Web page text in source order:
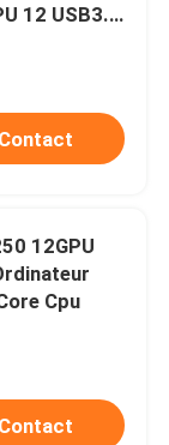
12 USB3.0
Contact
12GPU
Cpu
Contact